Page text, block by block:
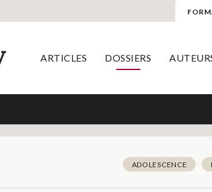
ARTICLES DOSSIERS
ADOLESCENCE